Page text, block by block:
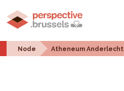
Node Atheneum Anderlecht